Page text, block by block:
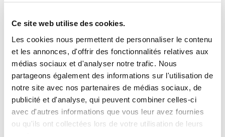
Ce site web utilise des cookies.
Les cookies nous permettent de personnaliser le contenu
et les annonces, d'offrir des fonctionnalités relatives aux
médias sociaux et d'analyser notre trafic. Nous
partageons également des informations sur l'utilisation de
notre site avec nos partenaires de médias sociaux, de
publicité et d'analyse, qui peuvent combiner celles-ci
avec d'autres informations que vous leur avez fournies
ou qu'ils ont collectées lors de votre utilisation de leurs
Format Standard: 2000×1000
Nous pouvons réaliser des découpes spécifiques sur simple demande.